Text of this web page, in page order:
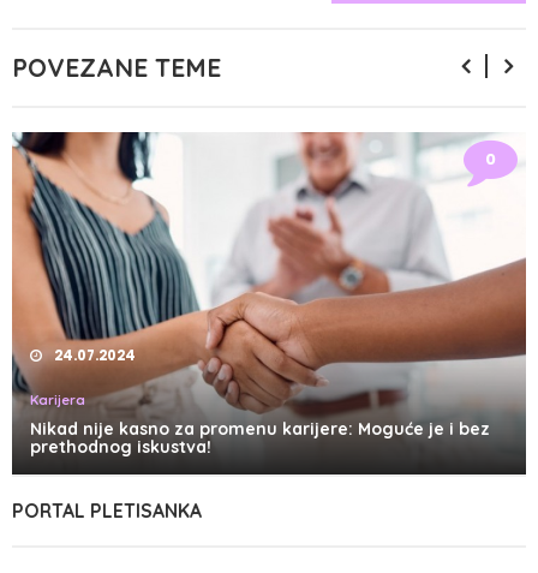
POVEZANE TEME
0
24.07.2024
Karijera
Nikad nije kasno za promenu karijere: Moguće je i bez
prethodnog iskustva!
PORTAL PLETISANKA